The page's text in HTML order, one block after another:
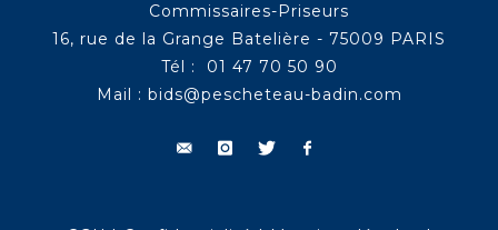
Commissaires-Priseurs
16, rue de la Grange Batelière - 75009 PARIS
Tél : 01 47 70 50 90
Mail : bids@pescheteau-badin.com